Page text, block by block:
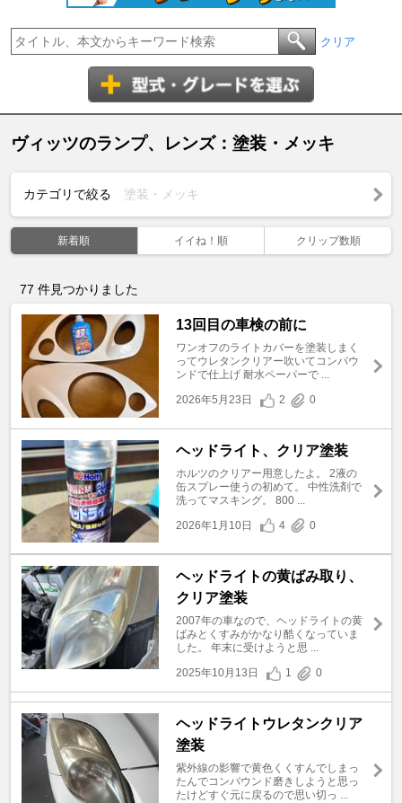
クリア
ヴィッツのランプ、レンズ：塗装・メッキ
カテゴリで絞る 塗装・メッキ
新着順 イイね！順 クリップ数順
77 件見つかりました
13回目の車検の前に
ワンオフのライトカバーを塗装しまく
ってウレタンクリアー吹いてコンパウ
ンドで仕上げ 耐水ペーパーで ...
2026年5月23日
2 0
ヘッドライト、クリア塗装
ホルツのクリアー用意したよ。 2液の
缶スプレー使うの初めて。 中性洗剤で
洗ってマスキング。 800 ...
2026年1月10日
4 0
ヘッドライトの黄ばみ取り、
クリア塗装
2007年の車なので、ヘッドライトの黄
ばみとくすみがかなり酷くなっていま
した。 年末に受けようと思 ...
2025年10月13日
1 0
ヘッドライトウレタンクリア
塗装
紫外線の影響で黄色くくすんでしまっ
たんでコンパウンド磨きしようと思っ
たけどすぐ元に戻るので思い切っ ...